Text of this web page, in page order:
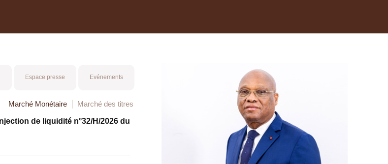
Espace presse Evénements
Marché Monétaire Marché des titres
de liquidité n°32/H/2026 du